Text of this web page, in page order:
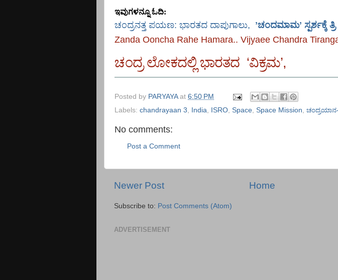
ಇವುಗಳನ್ನೂ ಓದಿ:
ಚಂದ್ರನತ್ತ ಪಯಣ: ಭಾರತದ ದಾಪುಗಾಲು, ʼಚಂದಮಾಮʼ ಸ್ಪರ್ಶಕ್ಕೆ ತ್ರಿ
Zanda Ooncha Rahe Hamara.. Vijyaee Chandra
ಚಂದ್ರ ಲೋಕದಲ್ಲಿ ಭಾರತದ ‘ವಿಕ್ರಮ’,
Posted by PARYAYA at 6:50 PM
Labels: chandrayaan 3, India, ISRO, Space, Space Mission,
No comments:
Post a Comment
Newer Post Home
Subscribe to: Post Comments (Atom)
ADVERTISEMENT